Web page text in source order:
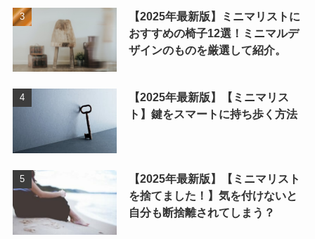
【2025年最新版】ミニマリストに
おすすめの椅子12選！ミニマルデ
ザインのものを厳選して紹介。
【2025年最新版】【ミニマリス
ト】鍵をスマートに持ち歩く方法
【2025年最新版】【ミニマリスト
を捨てました！】気を付けないと
自分も断捨離されてしまう？